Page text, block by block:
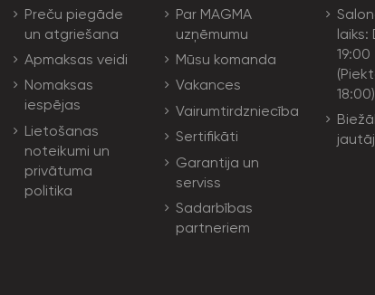
Preču piegāde
un atgriešana
Apmaksas veidi
Nomaksas
iespējas
Lietošanas
noteikumi un
privātuma
politika
Par MAGMA
uzņēmumu
Mūsu komanda
Vakances
Vairumtirdzniecība
Sertifikāti
Garantija un
serviss
Sadarbības
partneriem
laiks:
19:00
18:00)